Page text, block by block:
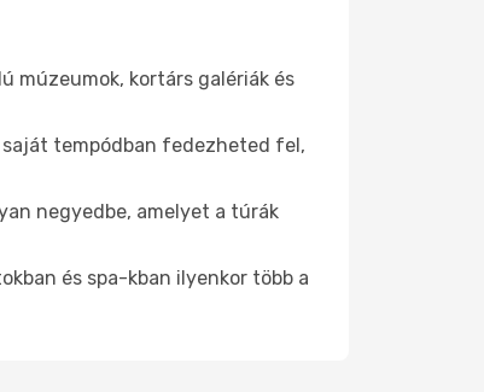
múzeumok, kortárs galériák és
tempódban fedezheted fel,
negyedbe, amelyet a túrák
és spa-kban ilyenkor több a